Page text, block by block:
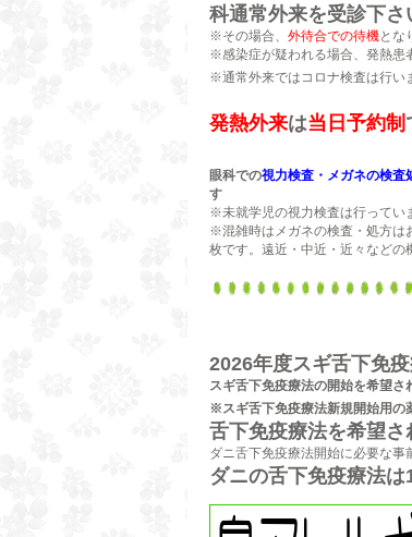
科通常外来を受診下さ
※その場合、 外待合での待機とな
※感染症が疑われる場合、発熱患
※通常外来ではコロナ検査は行い
発熱外来は当日予約制
眼科での視力検査・メガネの検査
す
※未就学児の視力検査は行ってい
※混雑時はメガネの検査・処方は
枚です。遠近・中近・近々などの
2026年度スギ舌下免
スギ舌下免疫療法の開始を希望
※スギ舌下免疫療法新規開始用の
舌下免疫療法を希望さ
ダニ舌下免疫療法開始に必要な事
ダニの舌下免疫療法は